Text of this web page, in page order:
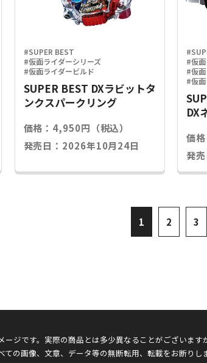
#SUPER BEST
#仮面ライダーシリーズ
#仮面ライダービルド
SUPER BEST DXラビットタ
ンクスパークリング
価格：4,950円（税込）
発売日：2026年10月24日
#仮
#仮
#仮
DX
価
発
1 2 3
ジです。実際の商品とは多少異なることがございます
の画像、文章、データ等の無断転用、転載をお断りしま